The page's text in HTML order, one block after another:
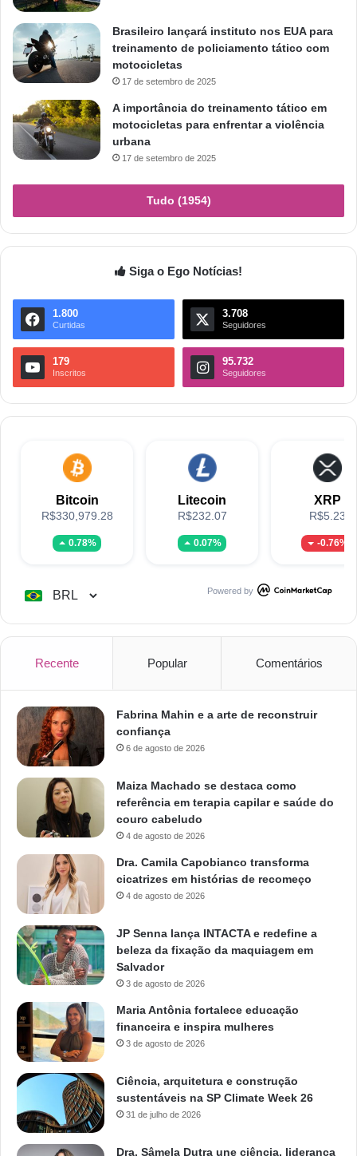
Brasileiro lançará instituto nos EUA para
treinamento de policiamento tático com
motocicletas
17 de setembro de 2025
A importância do treinamento tático em
motocicletas para enfrentar a violência
urbana
17 de setembro de 2025
Tudo (1954)
Siga o Ego Notícias!
1.800
Curtidas
3.708
Seguidores
179
Inscritos
95.732
Seguidores
Bitcoin
R$330,979.28
0.78%
Litecoin
R$232.07
0.07%
XRP
R$5.23
-0.76%
Powered by
Recente Popular Comentários
Fabrina Mahin e a arte de reconstruir
confiança
6 de agosto de 2026
Maiza Machado se destaca como
referência em terapia capilar e saúde do
couro cabeludo
4 de agosto de 2026
Dra. Camila Capobianco transforma
cicatrizes em histórias de recomeço
4 de agosto de 2026
JP Senna lança INTACTA e redefine a
beleza da fixação da maquiagem em
Salvador
3 de agosto de 2026
Maria Antônia fortalece educação
financeira e inspira mulheres
3 de agosto de 2026
Ciência, arquitetura e construção
sustentáveis na SP Climate Week 26
31 de julho de 2026
Dra. Sâmela Dutra une ciência, liderança